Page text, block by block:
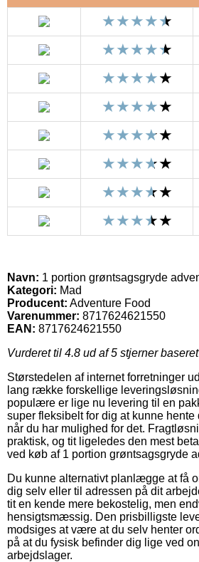
Navn: 1 portion grøntsagsgryde
Kategori: Mad
Producent: Adventure Food
Varenummer: 8717624621550
EAN: 8717624621550
Vurderet til 4.8 ud af 5 stjerner
Størstedelen af internet forretninger
lang række forskellige
populære er lige nu levering til en
super fleksibelt for dig at kunne hente
når du har mulighed for det.
praktisk, og tit ligeledes den mest
ved køb af 1 portion grøntsagsgryde
Du kunne alternativt planlægge at få
dig selv eller til adressen på dit
tit en kende mere bekostelig, men
hensigtsmæssig. Den prisbilligste
modsiges at være at du selv henter
på at du fysisk befinder dig lige ved
arbejdslager.